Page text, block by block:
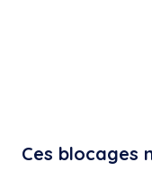
Ces blocages